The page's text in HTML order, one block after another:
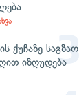
ქუჩაზე საგზაო
იზღუდება